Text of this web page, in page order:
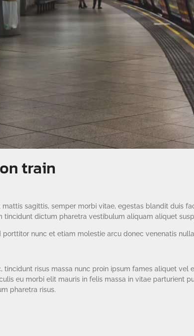
train
sagittis, semper morbi vitae, egestas blandit duis
dictum pharetra vestibulum aliquam aliquet
nunc et etiam molestie arcu donec venenatis
tincidunt risus massa nunc proin ipsum fames aliquet
eu morbi elit mauris in felis massa in vitae parturient
pharetra risus.